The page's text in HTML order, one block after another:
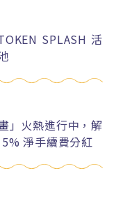
SPLASH 活
」火熱進行中，解
淨手續費分紅